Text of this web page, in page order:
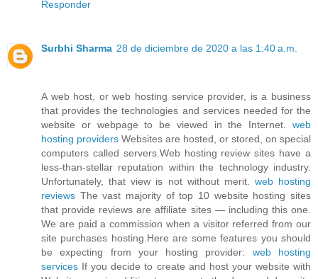
Responder
Surbhi Sharma 28 de diciembre de 2020 a las 1:40 a.m.
A web host, or web hosting service provider, is a business
that provides the technologies and services needed for the
website or webpage to be viewed in the Internet. web
hosting providers Websites are hosted, or stored, on special
computers called servers.Web hosting review sites have a
less-than-stellar reputation within the technology industry.
Unfortunately, that view is not without merit. web hosting
reviews The vast majority of top 10 website hosting sites
that provide reviews are affiliate sites — including this one.
We are paid a commission when a visitor referred from our
site purchases hosting.Here are some features you should
be expecting from your hosting provider: web hosting
services If you decide to create and host your website with